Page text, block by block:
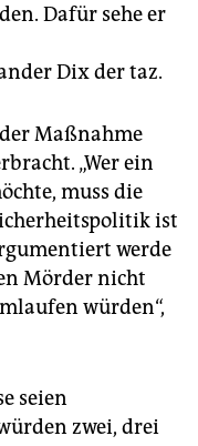
Dafür sehe er
Dix der taz.
Maßnahme
„Wer ein
muss die
ist
werde
Mörder nicht
würden“,
seien
zwei, drei